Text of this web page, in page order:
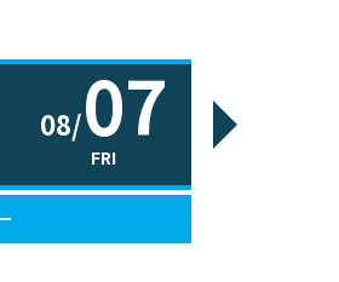
08/07
FRI
08/